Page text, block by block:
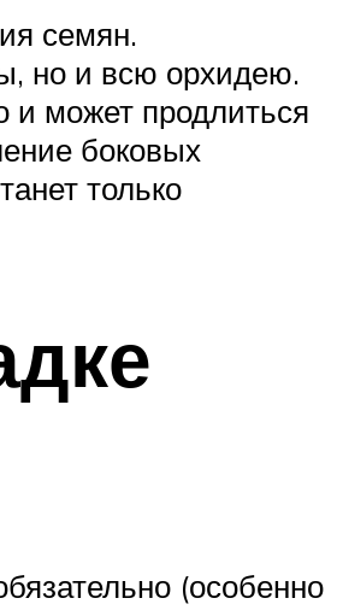
семян.
но и всю орхидею.
и может продлиться
боковых
только
(особенно